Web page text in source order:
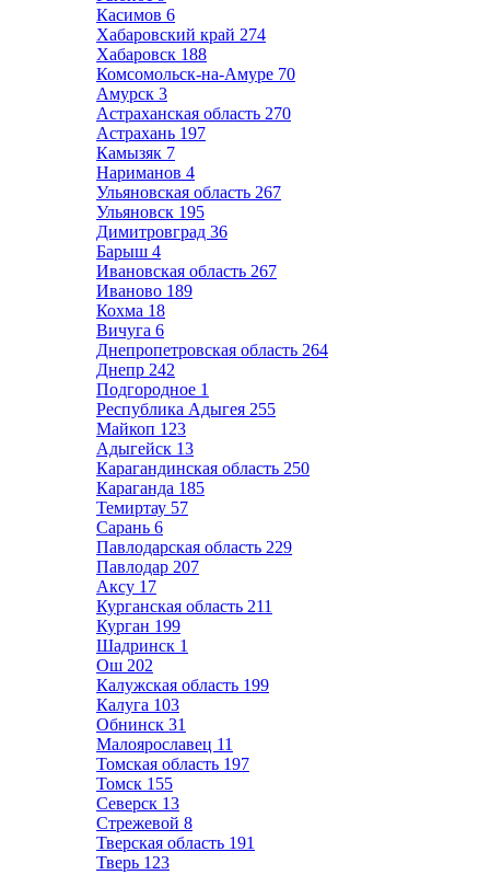
Касимов 6
Хабаровский край 274
Хабаровск 188
Комсомольск-на-Амуре 70
Амурск 3
Астраханская область 270
Астрахань 197
Камызяк 7
Нариманов 4
Ульяновская область 267
Ульяновск 195
Димитровград 36
Барыш 4
Ивановская область 267
Иваново 189
Кохма 18
Вичуга 6
Днепропетровская область 264
Днепр 242
Подгородное 1
Республика Адыгея 255
Майкоп 123
Адыгейск 13
Карагандинская область 250
Караганда 185
Темиртау 57
Сарань 6
Павлодарская область 229
Павлодар 207
Аксу 17
Курганская область 211
Курган 199
Шадринск 1
Ош 202
Калужская область 199
Калуга 103
Обнинск 31
Малоярославец 11
Томская область 197
Томск 155
Северск 13
Стрежевой 8
Тверская область 191
Тверь 123